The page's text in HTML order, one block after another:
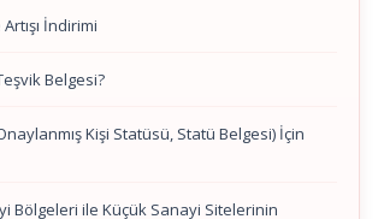
İndirimi
Belgesi?
Kişi Statüsü, Statü Belgesi) İçin
Bölgeleri ile Küçük Sanayi Sitelerinin